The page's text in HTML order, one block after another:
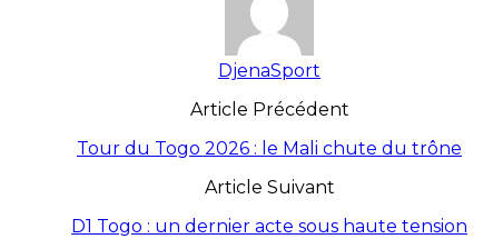
DjenaSport
Article Précédent
Tour du Togo 2026 : le Mali chute du trône
Article Suivant
D1 Togo : un dernier acte sous haute tension